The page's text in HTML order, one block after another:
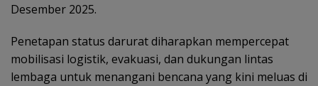
Desember 2025.
Penetapan status darurat diharapkan mempercepat
mobilisasi logistik, evakuasi, dan dukungan lintas
lembaga untuk menangani bencana yang kini meluas di